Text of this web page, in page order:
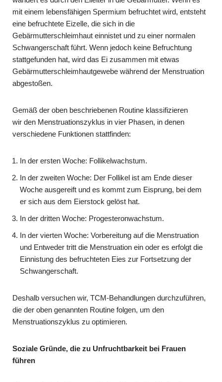
mit einem lebensfähigen Spermium befruchtet wird, entsteht
eine befruchtete Eizelle, die sich in die
Gebärmutterschleimhaut einnistet und zu einer normalen
Schwangerschaft führt. Wenn jedoch keine Befruchtung
stattgefunden hat, wird das Ei zusammen mit etwas
Gebärmutterschleimhautgewebe während der Menstruation
abgestoßen.
Gemäß der oben beschriebenen Routine klassifizieren
wir den Menstruationszyklus in vier Phasen, in denen
verschiedene Funktionen stattfinden:
In der ersten Woche: Follikelwachstum.
In der zweiten Woche: Der Follikel ist am Ende dieser
Woche ausgereift und es kommt zum Eisprung, bei dem
er sich aus dem Eierstock gelöst hat.
In der dritten Woche: Progesteronwachstum.
In der vierten Woche: Vorbereitung auf die Menstruation
und Entweder tritt die Menstruation ein oder es erfolgt die
Einnistung des befruchteten Eies zur Fortsetzung der
Schwangerschaft.
Deshalb versuchen wir, TCM-Behandlungen durchzuführen,
die der oben genannten Routine folgen, um den
Menstruationszyklus zu optimieren.
Soziale Gründe, die zu Unfruchtbarkeit bei Frauen
führen